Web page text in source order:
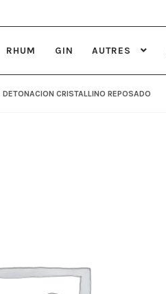
RHUM GIN AUTRES
DETONACION CRISTALLINO REPOSADO